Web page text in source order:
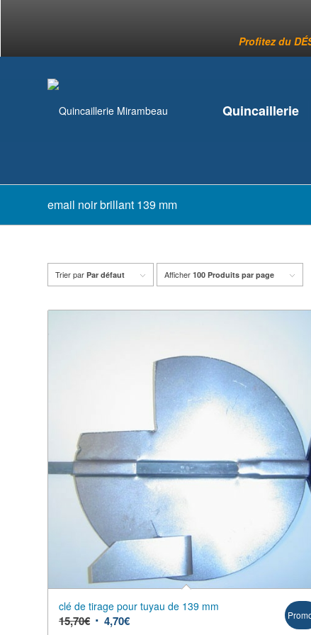
Profitez du
Quincaillerie
email noir brillant 139 mm
Trier par Par défaut Afficher 100 Produits par page
clé de tirage pour tuyau de 139 mm
15,70€ 4,70€